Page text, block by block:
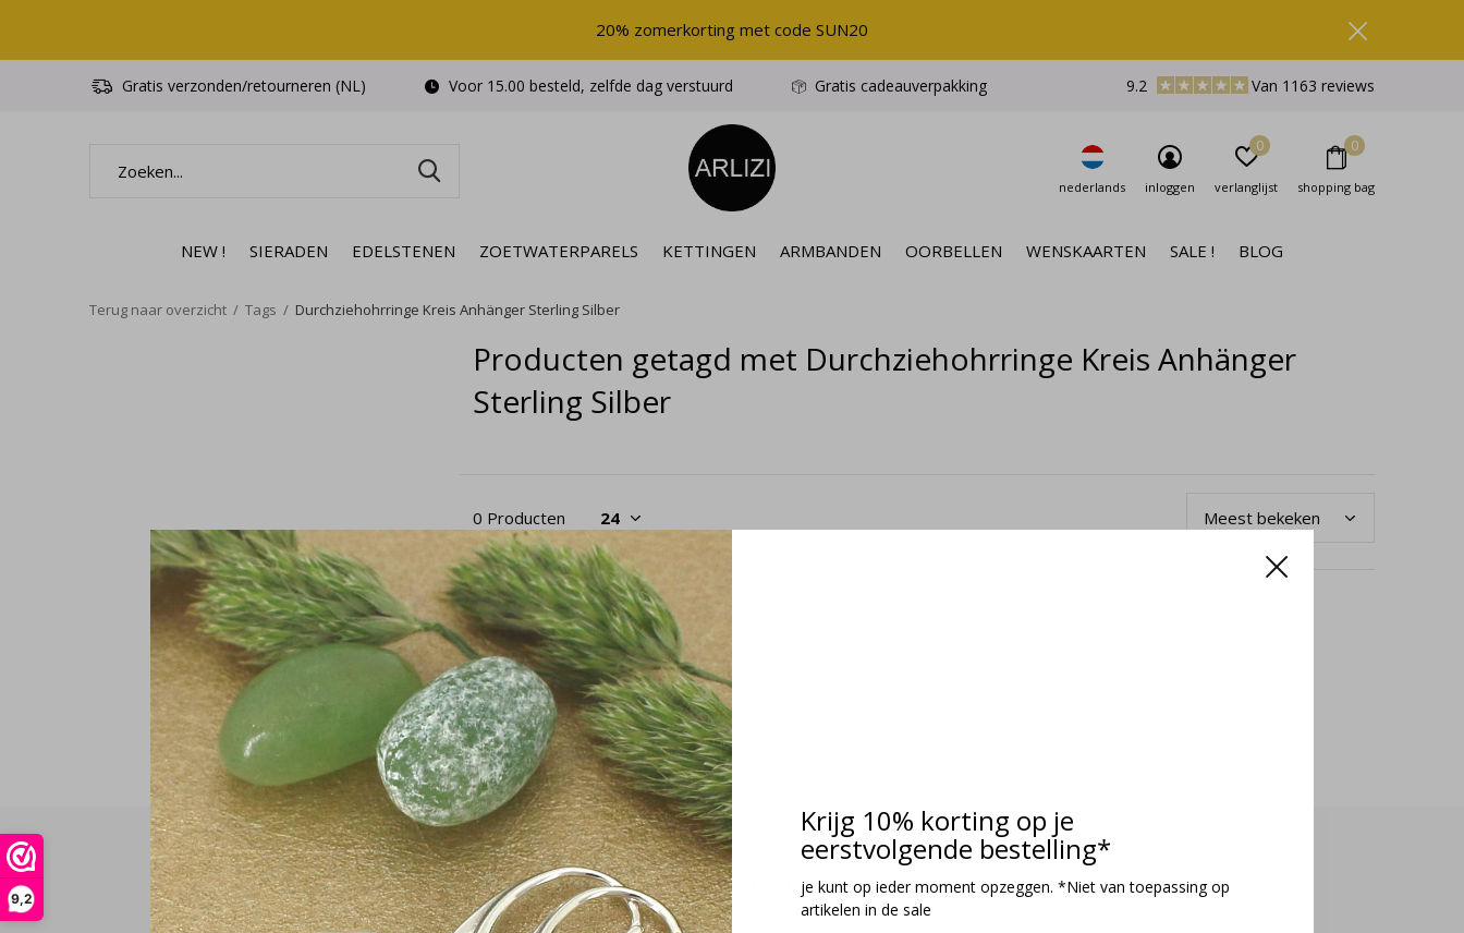
9,2
Krijg 10% korting op je
eerstvolgende bestelling*
je kunt op ieder moment opzeggen. *Niet van toepassing op
artikelen in de sale
NEW ! SIERADEN EDELSTENEN ZOETWATERPARELS KETTINGEN ARMBANDEN OORBELLEN WENSKAARTEN SALE ! BLOG
nederlands inloggen verlanglijst
0
shopping bag
0
Gratis verzonden/retourneren (NL) Voor 15.00 besteld, zelfde dag verstuurd Gratis cadeauverpakking 9.2 Van 1163 reviews
20% zomerkorting met code SUN20
Terug naar overzicht Tags Durchziehohrringe Kreis Anhänger Sterling Silber
Producten getagd met Durchziehohrringe Kreis Anhänger
Sterling Silber
0 Producten
Meld je aan voor onze nieuwsbrief
Ontvang de nieuwste aanbiedingen en promoties